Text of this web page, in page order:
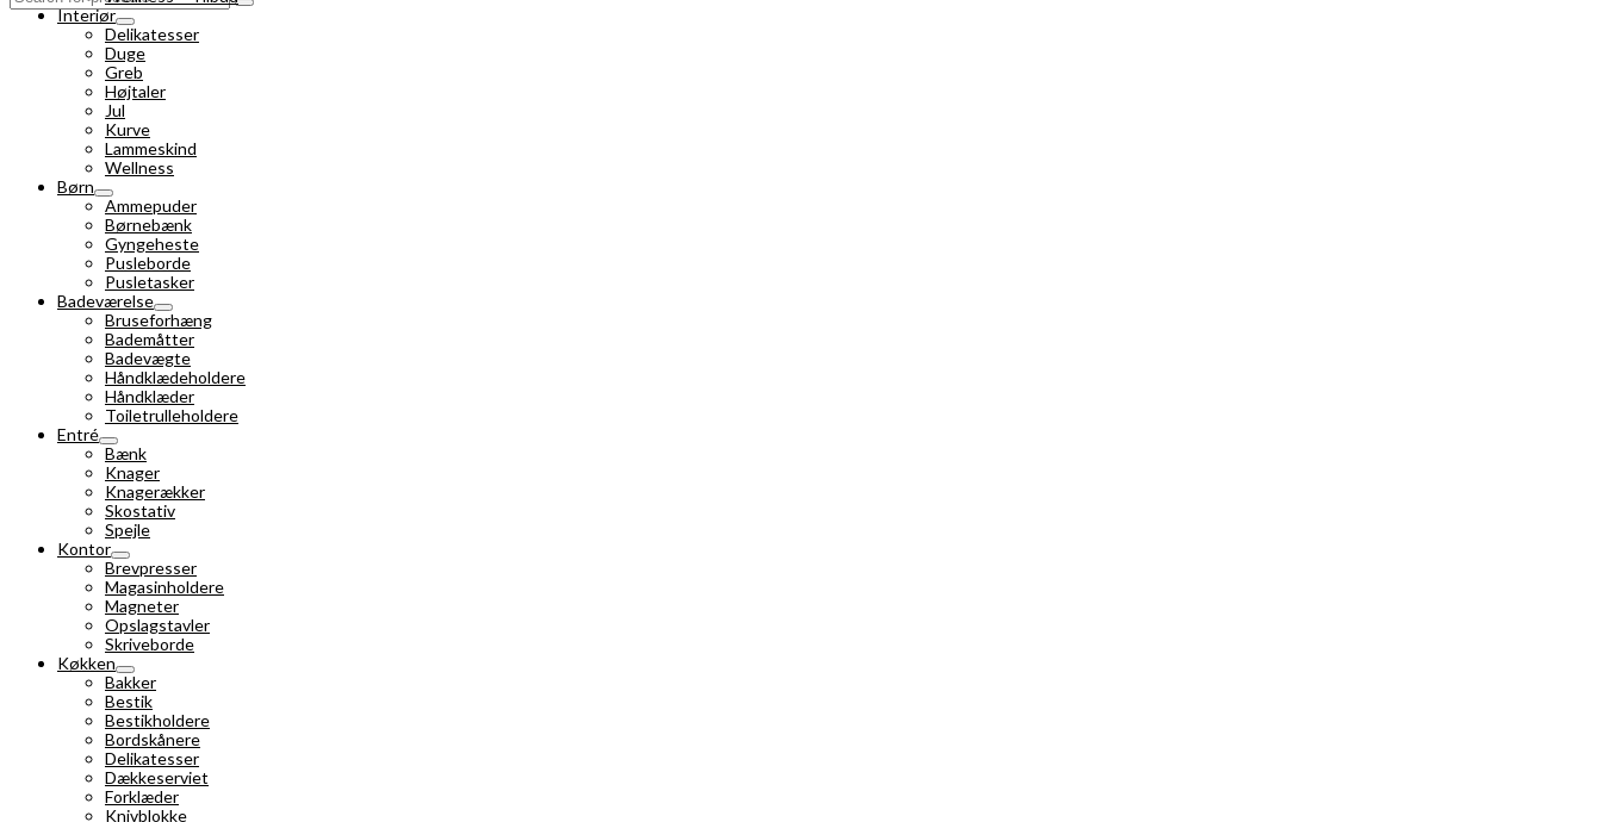
for:
Interiør
Delikatesser
Duge
Greb
Højtaler
Jul
Kurve
Lammeskind
Wellness
Børn
Ammepuder
Børnebænk
Gyngeheste
Pusleborde
Pusletasker
Badeværelse
Bruseforhæng
Bademåtter
Badevægte
Håndklædeholdere
Håndklæder
Toiletrulleholdere
Entré
Bænk
Knager
Knagerækker
Skostativ
Spejle
Kontor
Brevpresser
Magasinholdere
Magneter
Opslagstavler
Skriveborde
Køkken
Bakker
Bestik
Bestikholdere
Bordskånere
Delikatesser
Dækkeserviet
Forklæder
Knivblokke